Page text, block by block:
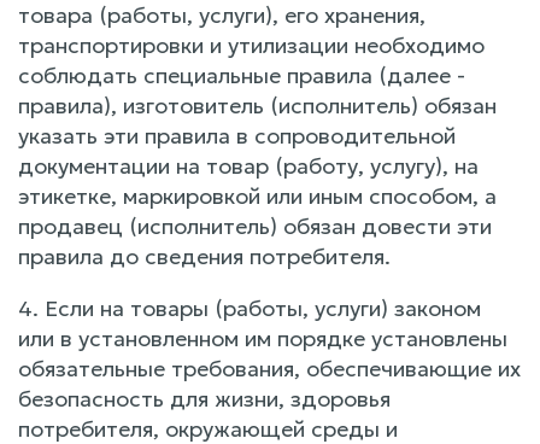
товара (работы, услуги), его хранения,
транспортировки и утилизации необходимо
соблюдать специальные правила (далее -
правила), изготовитель (исполнитель) обязан
указать эти правила в сопроводительной
документации на товар (работу, услугу), на
этикетке, маркировкой или иным способом, а
продавец (исполнитель) обязан довести эти
правила до сведения потребителя.
4. Если на товары (работы, услуги) законом
или в установленном им порядке установлены
обязательные требования, обеспечивающие их
безопасность для жизни, здоровья
потребителя, окружающей среды и